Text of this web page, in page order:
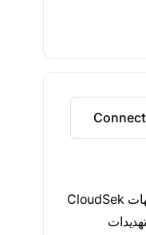
Connect
يعالج LogRhythm SIEM تنبيهات CloudSek